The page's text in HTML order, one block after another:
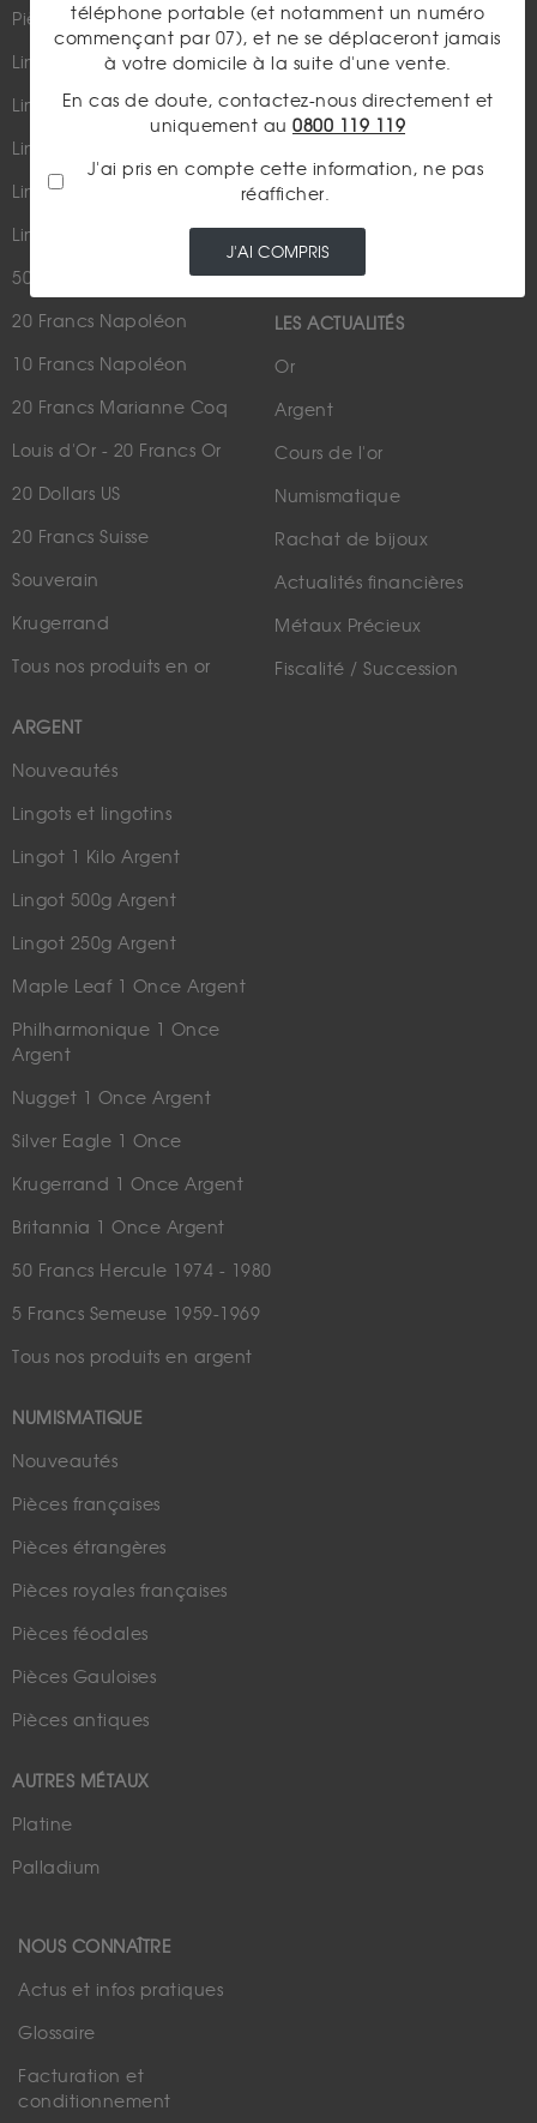
Pièces d'or d'investissement
Lingots et lingotins
Lingot 1Kg Or
Lingot 100g Or
Lingotin 1 Once Or
Lingotin 1g Or
50 Pesos Or
20 Francs Napoléon
10 Francs Napoléon
20 Francs Marianne Coq
Louis d'Or - 20 Francs Or
20 Dollars US
20 Francs Suisse
Souverain
Krugerrand
Tous nos produits en or
ARGENT
Nouveautés
Lingots et lingotins
Lingot 1 Kilo Argent
Lingot 500g Argent
Lingot 250g Argent
Maple Leaf 1 Once Argent
Philharmonique 1 Once
Argent
Nugget 1 Once Argent
Silver Eagle 1 Once
Krugerrand 1 Once Argent
Britannia 1 Once Argent
50 Francs Hercule 1974 - 1980
5 Francs Semeuse 1959-1969
Tous nos produits en argent
NUMISMATIQUE
Nouveautés
Pièces françaises
Pièces étrangères
Pièces royales françaises
Pièces féodales
Pièces Gauloises
Pièces antiques
AUTRES MÉTAUX
Platine
Palladium
NOUS CONNAÎTRE
Actus et infos pratiques
Glossaire
Facturation et
conditionnement
Parutions dans les médias
Qui sommes-nous ?
Nous contacter
LES ACTUALITÉS
Or
Argent
Cours de l'or
Numismatique
Rachat de bijoux
Actualités financières
Métaux Précieux
Fiscalité / Succession
téléphone portable (et notamment un numéro
commençant par 07), et ne se déplaceront jamais
à votre domicile à la suite d'une vente.
En cas de doute, contactez-nous directement et
uniquement au 0800 119 119
J'ai pris en compte cette information, ne pas
réafficher.
J'AI COMPRIS